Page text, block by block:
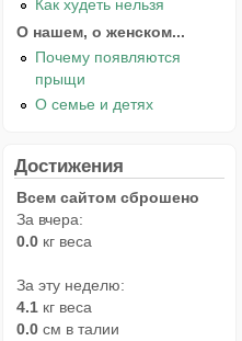
Как худеть нельзя
О нашем, о женском...
Почему появляются
прыщи
О семье и детях
Достижения
Всем сайтом сброшено
За вчера:
0.0 кг веса
За эту неделю:
4.1 кг веса
0.0 см в талии